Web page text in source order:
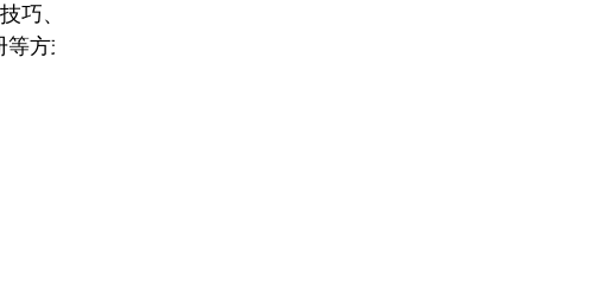
巧、食物制作指导及患者家庭康复训练等。
方式普及健康知识，提高公众对吞咽健康的认知水平，切实